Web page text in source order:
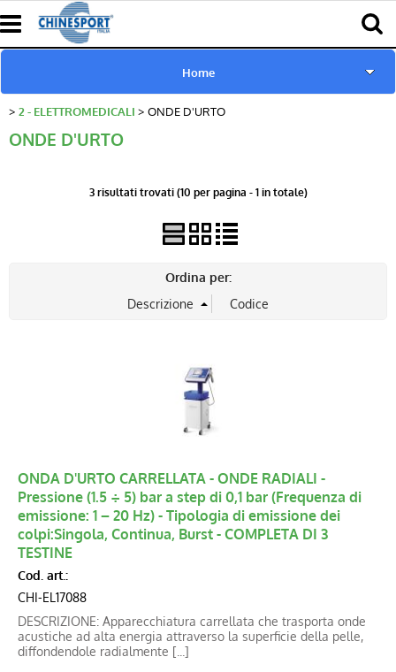
Home
www.chinesport.de
Download Cataloghi
Blog
2 - ELETTROMEDICALI ONDE D'URTO
ONDE D'URTO
3 risultati trovati (10 per pagina - 1 in totale)
Ordina per:
ONDA D'URTO CARRELLATA - ONDE RADIALI -
Pressione (1.5 ÷ 5) bar a step di 0,1 bar (Frequenza di
emissione: 1 – 20 Hz) - Tipologia di emissione dei
colpi:Singola, Continua, Burst - COMPLETA DI 3
TESTINE
Cod. art.:
CHI-EL17088
DESCRIZIONE: Apparecchiatura carrellata che trasporta onde
acustiche ad alta energia attraverso la superficie della pelle,
diffondendole radialmente [...]